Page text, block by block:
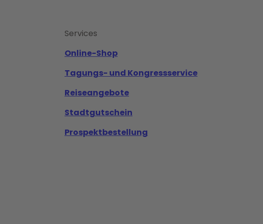
Services
Online-Shop
Tagungs- und Kongressservice
Reiseangebote
Stadtgutschein
Prospektbestellung